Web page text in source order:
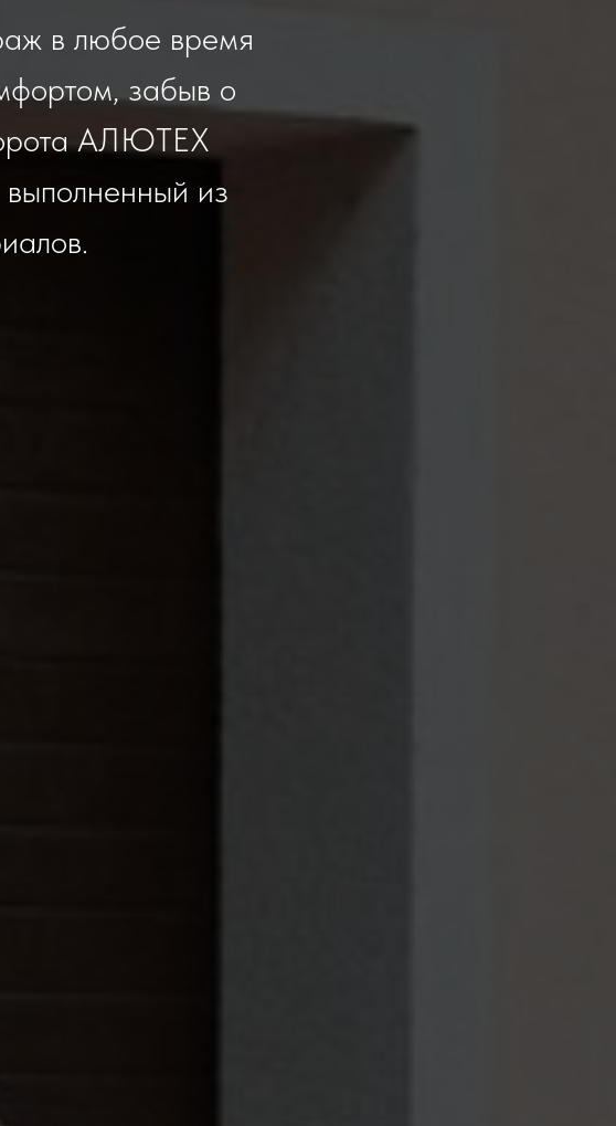
в любое время
забыв о
АЛЮТЕХ
из